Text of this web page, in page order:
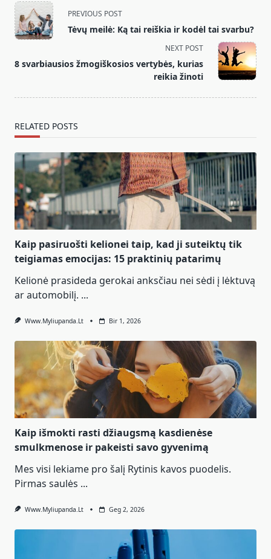
<span
class="nav-
subtitle
reader-
PREVIOUS POST
Tėvų meilė: Ką tai reiškia ir kodėl tai svarbu?
NEXT POST
8 svarbiausios žmogiškosios vertybės, kurias
reikia žinoti
RELATED POSTS
Kaip pasiruošti kelionei taip, kad ji suteiktų tik
teigiamas emocijas: 15 praktinių patarimų
Kelionė prasideda gerokai anksčiau nei sėdi į lėktuvą
ar automobilį. ...
Www.myliupanda.lt Bir 1, 2026
Kaip išmokti rasti džiaugsmą kasdienėse
smulkmenose ir pakeisti savo gyvenimą
Mes visi lekiame pro šalį Rytinis kavos puodelis.
Pirmas saulės ...
Www.myliupanda.lt Geg 2, 2026